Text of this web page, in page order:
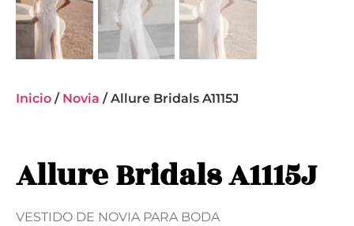
Inicio / Novia / Allure Bridals A1115J
Allure Bridals A1115J
VESTIDO DE NOVIA PARA BODA